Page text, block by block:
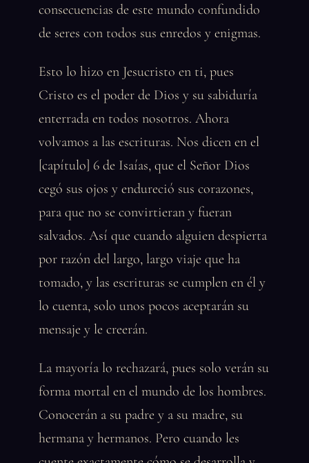
consecuencias de este mundo confundido
de seres con todos sus enredos y enigmas.
Esto lo hizo en Jesucristo en ti, pues
Cristo es el poder de Dios y su sabiduría
enterrada en todos nosotros. Ahora
volvamos a las escrituras. Nos dicen en el
[capítulo] 6 de Isaías, que el Señor Dios
cegó sus ojos y endureció sus corazones,
para que no se convirtieran y fueran
salvados. Así que cuando alguien despierta
por razón del largo, largo viaje que ha
tomado, y las escrituras se cumplen en él y
lo cuenta, solo unos pocos aceptarán su
mensaje y le creerán.
La mayoría lo rechazará, pues solo verán su
forma mortal en el mundo de los hombres.
Conocerán a su padre y a su madre, su
hermana y hermanos. Pero cuando les